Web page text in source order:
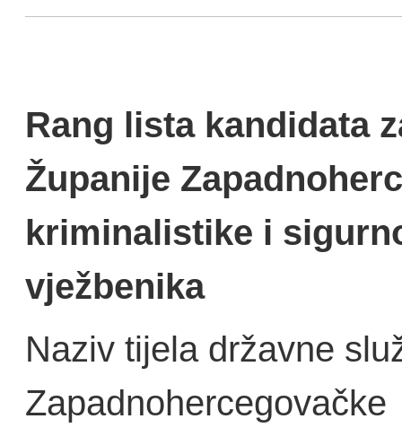
Rang lista kandidata
Županije
kriminalistike i
vježbenika
Naziv tijela državne
Zapadnohercegovačke